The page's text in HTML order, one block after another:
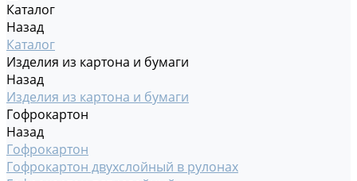
Каталог
Назад
Каталог
Изделия из картона и бумаги
Назад
Изделия из картона и бумаги
Гофрокартон
Назад
Гофрокартон
Гофрокартон двухслойный в рулонах